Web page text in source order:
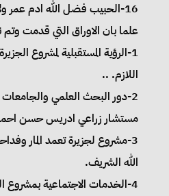
16-الحبيب فضل الله ادم عمر ولاية الخرطوم..
علما بان الاوراق التي قدمت
1-الرؤية المستقبلية لمشروع
اللازم. ..
2-دور البحث العلمي
مستشار زراعي ادريس حسن
3-مشروع لجزيرة تعمد المار
الله الشريف.
4-الخدمات الاجتماعية بمشروع